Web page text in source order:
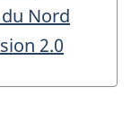
Nord
2.0